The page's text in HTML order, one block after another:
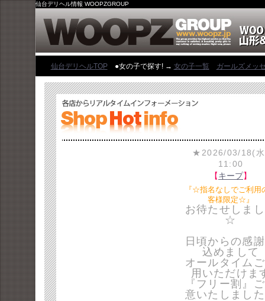
仙台デリヘル情報 WOOPZGROUP
仙台デリヘルTOP●女の子で探す! → 女の子一覧 ガールズメッ
★2026/03/18(
11:00
【キープ】
『☆指名なしでご利用
客様限定☆』
お待たせしま
☆
日頃からの感
込めまして
オールタイム
用いただけま
『フリー割』
意いたしまし